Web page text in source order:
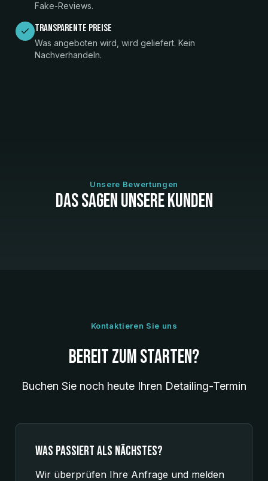
Fake-Reviews.
Transparente Preise
Was angeboten wird, wird geliefert. Kein
Nachverhandeln.
Unsere Bewertungen
Das sagen unsere Kunden
Kontaktieren Sie uns
Bereit zum Starten?
Buchen Sie noch heute Ihren Detailing-Termin
Was passiert als nächstes?
Wir überprüfen Ihre Anfrage und melden